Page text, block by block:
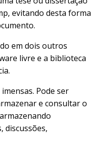
evitando desta forma
em dois outros
livre e a biblioteca
Pode ser
e consultar o
discussões,